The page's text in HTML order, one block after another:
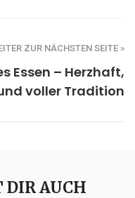
ZUR NÄCHSTEN SEITE »
Essen – Herzhaft,
voller Tradition
DIR AUCH